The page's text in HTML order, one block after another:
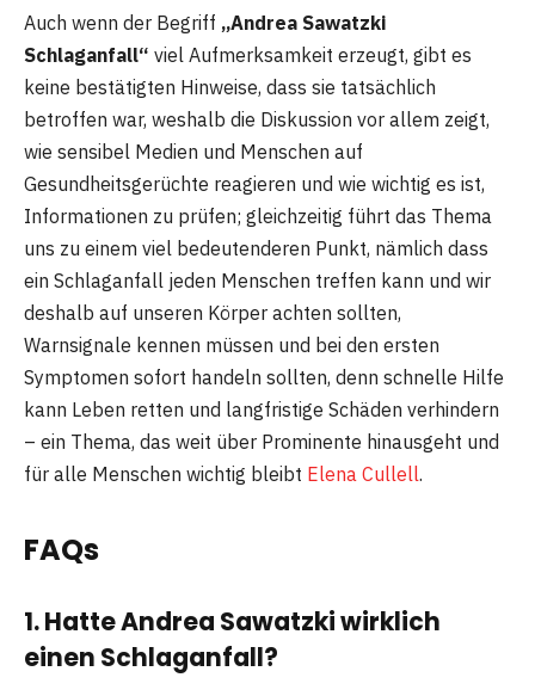
Auch wenn der Begriff „Andrea Sawatzki
Schlaganfall“ viel Aufmerksamkeit erzeugt, gibt es
keine bestätigten Hinweise, dass sie tatsächlich
betroffen war, weshalb die Diskussion vor allem zeigt,
wie sensibel Medien und Menschen auf
Gesundheitsgerüchte reagieren und wie wichtig es ist,
Informationen zu prüfen; gleichzeitig führt das Thema
uns zu einem viel bedeutenderen Punkt, nämlich dass
ein Schlaganfall jeden Menschen treffen kann und wir
deshalb auf unseren Körper achten sollten,
Warnsignale kennen müssen und bei den ersten
Symptomen sofort handeln sollten, denn schnelle Hilfe
kann Leben retten und langfristige Schäden verhindern
– ein Thema, das weit über Prominente hinausgeht und
für alle Menschen wichtig bleibt Elena Cullell.
FAQs
1. Hatte Andrea Sawatzki wirklich
einen Schlaganfall?